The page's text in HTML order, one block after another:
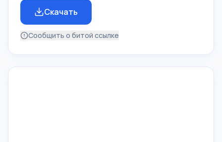
Скачать
Сообщить о битой ссылке